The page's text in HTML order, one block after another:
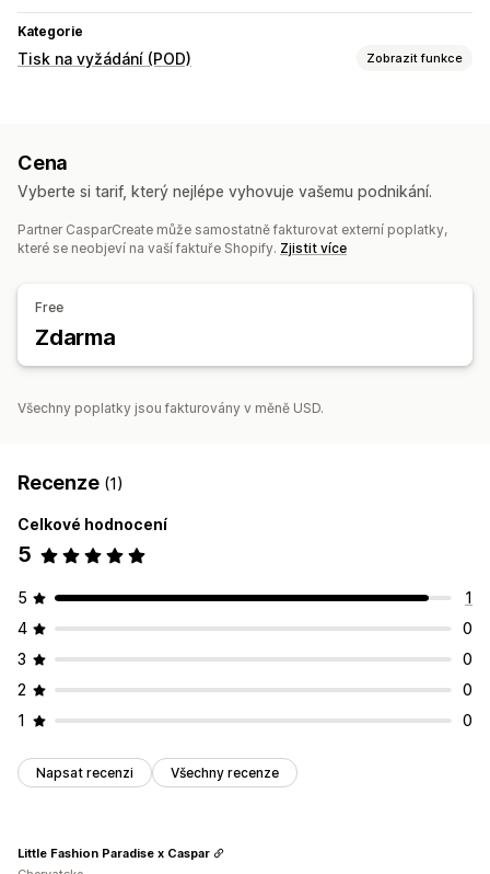
Kategorie
Tisk na vyžádání (POD) Zobrazit funkce
Generátor maket
Celoplošný potisk
Tašky Deky Oděvy Výšivky
Možnosti dopravy
Hromadná doprava
Cena
Vyberte si tarif, který nejlépe vyhovuje vašemu podnikání.
Partner CasparCreate může samostatně fakturovat externí poplatky,
které se neobjeví na vaší faktuře Shopify. Zjistit více
Free
Zdarma
Všechny poplatky jsou fakturovány v měně USD.
Recenze (1)
Celkové hodnocení
5
5
1
4
0
3
0
2
0
1
0
Napsat recenzi Všechny recenze
Little Fashion Paradise x Caspar